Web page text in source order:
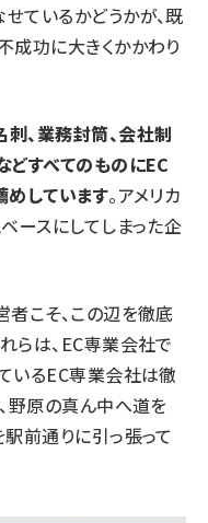
ているかどうかが、既
成功に大きくかかわり
、業務封筒、会社制
どすべてのものにEC
めしています。アメリカ
ースにしてしまった企
者こそ、この辺を徹底
らは、EC専業会社で
いるEC専業会社は徹
野原の真ん中へ道を
駅前通りに引っ張って